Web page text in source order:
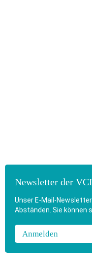
Newsletter der
Unser E-Mail-
Abständen. Sie können
Anmelden